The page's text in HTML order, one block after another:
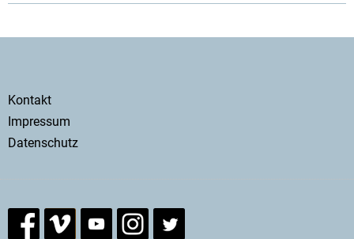
Secondary
menu
Kontakt
Impressum
Datenschutz